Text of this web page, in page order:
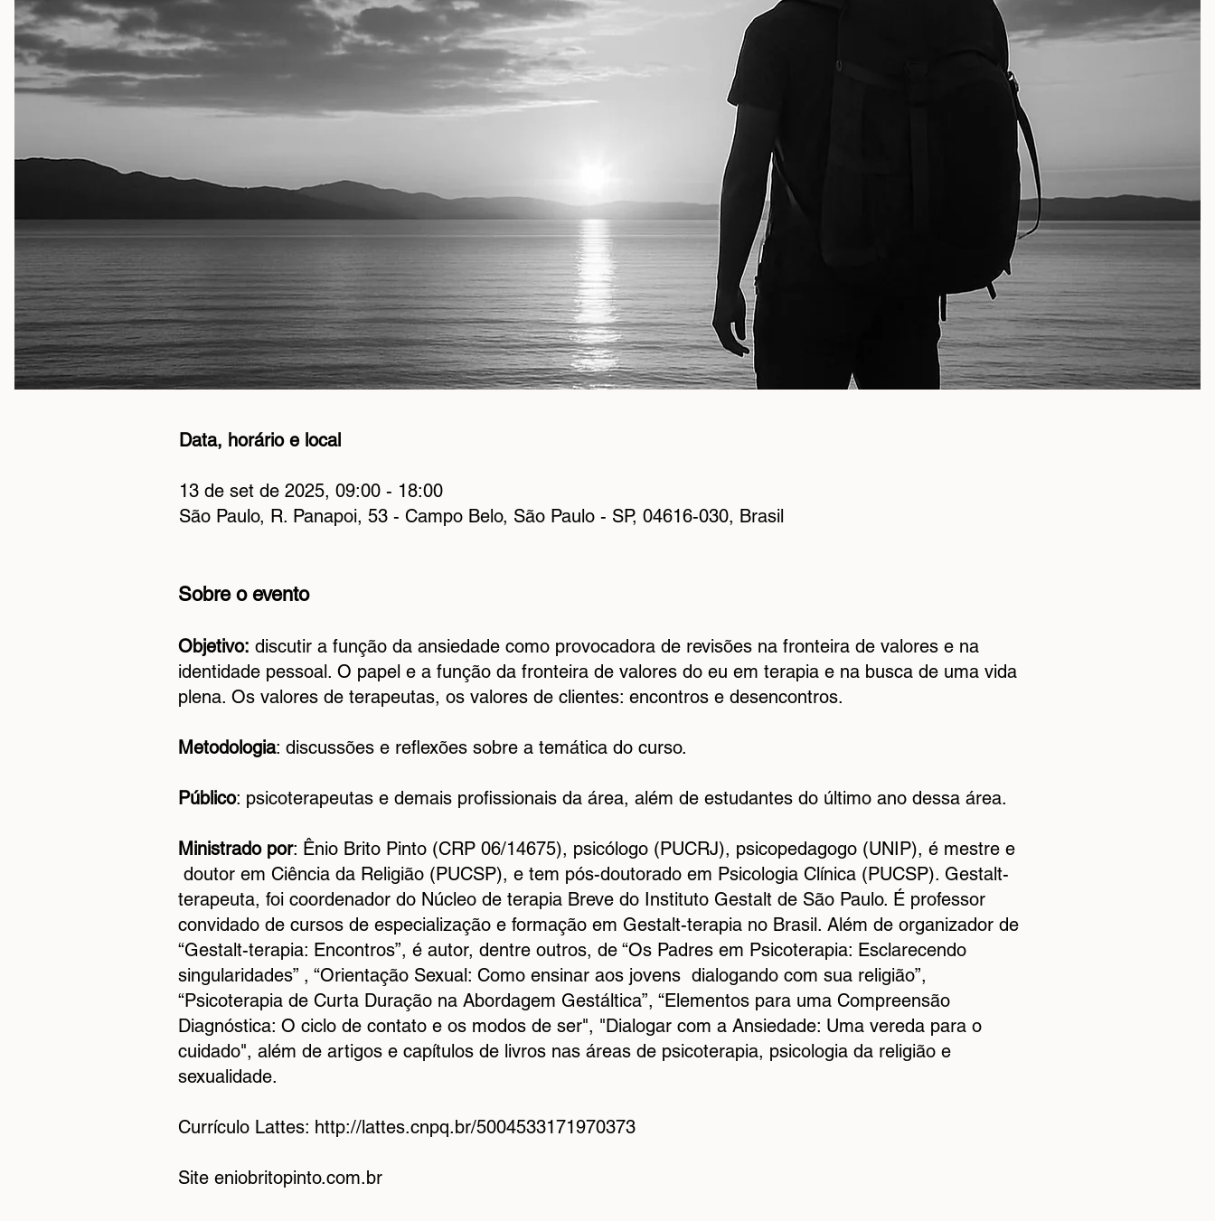
Data, horário e local
13 de set de 2025, 09:00 - 18:00
São Paulo, R. Panapoi, 53 - Campo Belo, São Paulo - SP, 04616-030, Brasil
Sobre o evento
Objetivo: discutir a função da ansiedade como provocadora de revisões na fronteira de valores e na
identidade pessoal. O papel e a função da fronteira de valores do eu em terapia e na busca de uma vida
plena. Os valores de terapeutas, os valores de clientes: encontros e desencontros.
Metodologia: discussões e reflexões sobre a temática do curso.
Público: psicoterapeutas e demais profissionais da área, além de estudantes do último ano dessa área.
Ministrado por: Ênio Brito Pinto (CRP 06/14675), psicólogo (PUCRJ), psicopedagogo (UNIP), é mestre e
doutor em Ciência da Religião (PUCSP), e tem pós-doutorado em Psicologia Clínica (PUCSP). Gestalt-
terapeuta, foi coordenador do Núcleo de terapia Breve do Instituto Gestalt de São Paulo. É professor
convidado de cursos de especialização e formação em Gestalt-terapia no Brasil. Além de organizador de
“Gestalt-terapia: Encontros”, é autor, dentre outros, de “Os Padres em Psicoterapia: Esclarecendo
singularidades” , “Orientação Sexual: Como ensinar aos jovens dialogando com sua religião”,
“Psicoterapia de Curta Duração na Abordagem Gestáltica”, “Elementos para uma Compreensão
Diagnóstica: O ciclo de contato e os modos de ser", "Dialogar com a Ansiedade: Uma vereda para o
cuidado", além de artigos e capítulos de livros nas áreas de psicoterapia, psicologia da religião e
sexualidade.
Currículo Lattes: http://lattes.cnpq.br/5004533171970373
Site eniobritopinto.com.br